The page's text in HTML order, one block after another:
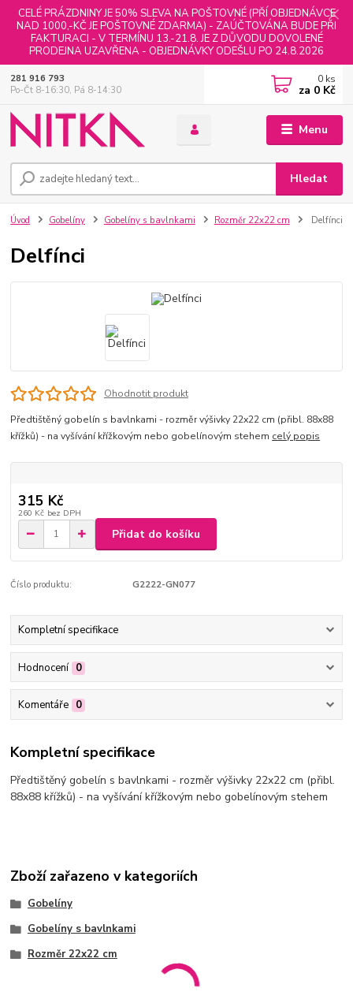
CELÉ PRÁZDNINY JE 50% SLEVA NA POŠTOVNÉ (PŘÍ OBJEDNÁVCE
NAD 1000,-KČ JE POŠTOVNÉ ZDARMA) - ZAÚČTOVÁNA BUDE PŘI
FAKTURACI - V TERMÍNU 13.-21.8. JE Z DŮVODU DOVOLENÉ
PRODEJNA UZAVŘENA - OBJEDNÁVKY ODEŠLU PO 24.8.2026
Menu
Hledat
281 916 793
Po-Čt 8-16:30, Pá 8-14:30
0 ks
za 0 Kč
Úvod Gobelíny Gobelíny s bavlnkami Rozměr 22x22 cm Delfínci
Delfínci
Ohodnotit produkt
Předtištěný gobelín s bavlnkami - rozměr výšivky 22x22 cm (přibl. 88x88
křížků) - na vyšívání křížkovým nebo gobelínovým stehem celý popis
315 Kč
260 Kč bez DPH
Přidat do košíku
Číslo produktu: G2222-GN077
Kompletní specifikace
Hodnocení 0
Komentáře 0
Kompletní specifikace
Předtištěný gobelín s bavlnkami - rozměr výšivky 22x22 cm (přibl.
88x88 křížků) - na vyšívání křížkovým nebo gobelínovým stehem
Zboží zařazeno v kategoriích
Gobelíny
Gobelíny s bavlnkami
Rozměr 22x22 cm